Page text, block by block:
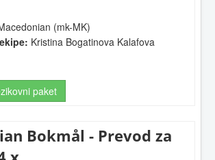
(mk-MK)
Kristina Bogatinova Kalafova
paket
Bokmål - Prevod za